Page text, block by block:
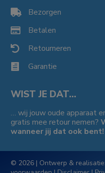
 Bezorgen
 Betalen
 Retourneren
 Garantie
WIST JE DAT…
… wij jouw oude apparaat
gratis mee retour nemen?
wanneer jij dat ook bent!
© 2026 | Ontwerp &